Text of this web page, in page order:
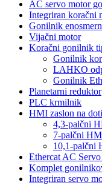
AC servo motor
Integriran koračni
Gonilnik
Vijačni motor
Koračni gonilnik
Gonilnik
LAHKO
Gonilnik
Planetarni reduktor
PLC krmilnik
HMI zaslon na
4,3-palčni
7-palčni
10,1-palčni
Ethercat AC
Komplet
Integriran servo